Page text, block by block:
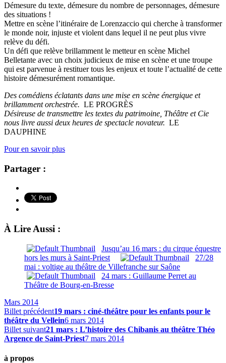
Démesure du texte, démesure du nombre de personnages, démesure
des situations !
Mettre en scène l’itinéraire de Lorenzaccio qui cherche à transformer
le monde noir, injuste et violent dans lequel il ne peut plus vivre
relève du défi.
Un défi que relève brillamment le metteur en scène Michel
Belletante avec un choix judicieux de mise en scène et une troupe
qui est parvenue à restituer tous les enjeux et toute l’actualité de cette
histoire démesurément romantique.
Des comédiens éclatants dans une mise en scène énergique et
brillamment orchestrée. LE PROGRÈS
Désireuse de transmettre les textes du patrimoine, Théâtre et Cie
nous livre aussi deux heures de spectacle novateur. LE
DAUPHINE
Pour en savoir plus
Partager :
À Lire Aussi :
Jusqu’au 16 mars : du cirque équestre
hors les murs à Saint-Priest
27/28
mai : voltige au théâtre de Villefranche sur Saône
24 mars : Guillaume Perret au
Théâtre de Bourg-en-Bresse
Mars 2014
Billet précédent19 mars : ciné-théâtre pour les enfants pour le
théâtre du Vellein6 mars 2014
Billet suivant21 mars : L’histoire des Chibanis au théâtre Théo
Argence de Saint-Priest7 mars 2014
à propos